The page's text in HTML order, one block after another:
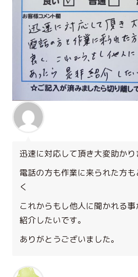
迅速に対応して頂き大変助かり
電話の方も作業に来られた方
く
これからもし他人に聞かれる
紹介したいです。
ありがとうございました。